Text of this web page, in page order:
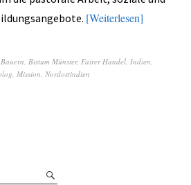
Weiterlesen
Bauern, Bistum Münster, Fairer Handel, Indien,
, Mission, Nordostindien